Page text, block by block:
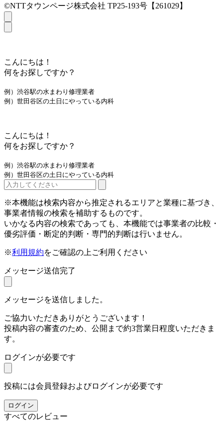
©NTTタウンページ株式会社 TP25-193号【261029】
こんにちは！
何をお探しですか？
例）渋谷駅の水まわり修理業者
例）世田谷区の土日にやっている内科
こんにちは！
何をお探しですか？
例）渋谷駅の水まわり修理業者
例）世田谷区の土日にやっている内科
※本機能は検索内容から推定されるエリアと業種に基づき、
事業者情報の検索を補助するものです。
いかなる内容の検索であっても、本機能では事業者の比較・
優劣評価・断定的判断・専門的判断は行いません。
※利用規約をご確認の上ご利用ください
メッセージ送信完了
メッセージを送信しました。
ご協力いただきありがとうございます！
投稿内容の審査のため、公開まで約3営業日程度いただきま
す。
ログインが必要です
投稿には会員登録およびログインが必要です
ログイン
すべてのレビュー